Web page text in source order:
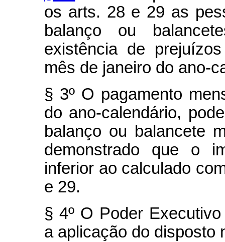
os arts. 28 e 29 as
balanço ou
existência de
mês de janeiro do ano-
§ 3º O pagamento
do ano-calendário,
balanço ou balancete
demonstrado que o
inferior ao calculado
e 29.
§ 4º O Poder
a aplicação do disposto